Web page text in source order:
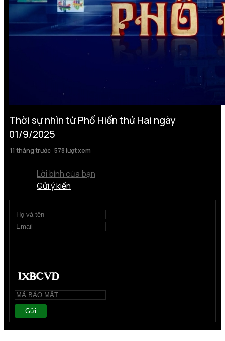
Thời sự nhìn từ Phố Hiến thứ Hai ngày
01/9/2025
11 tháng trước 578 lượt xem
Lời bình của bạn
Gửi ý kiến
Gửi